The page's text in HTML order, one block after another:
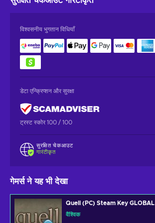
विश्वसनीय भुगतान विधियाँ
डेटा एन्क्रिप्शन और सुरक्षा
ट्रस्ट स्कोर 100 / 100
सुरक्षित चेकआउट
गारंटीकृत
गेमर्स ने यह भी देखा
Quell (PC) Steam Key GLOBAL
वैश्विक